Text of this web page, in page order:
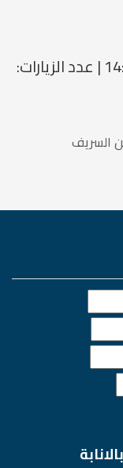
تاريخ الاضافة:-2019-12-24 14:27:28 | عدد الزيارات:
السريف